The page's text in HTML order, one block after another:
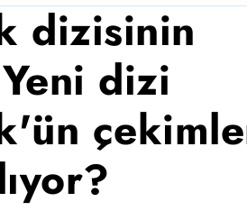
dizisinin
dizi